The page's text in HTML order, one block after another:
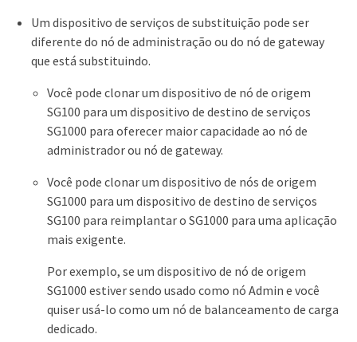
Um dispositivo de serviços de substituição pode ser
diferente do nó de administração ou do nó de gateway
que está substituindo.
Você pode clonar um dispositivo de nó de origem
SG100 para um dispositivo de destino de serviços
SG1000 para oferecer maior capacidade ao nó de
administrador ou nó de gateway.
Você pode clonar um dispositivo de nós de origem
SG1000 para um dispositivo de destino de serviços
SG100 para reimplantar o SG1000 para uma aplicação
mais exigente.
Por exemplo, se um dispositivo de nó de origem
SG1000 estiver sendo usado como nó Admin e você
quiser usá-lo como um nó de balanceamento de carga
dedicado.